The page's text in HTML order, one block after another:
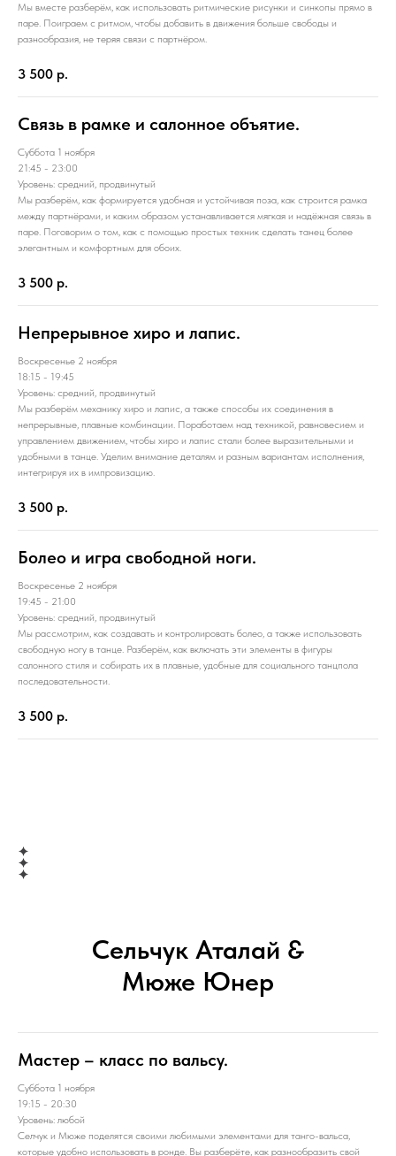
Мы вместе разберём, как использовать ритмические рисунки и синкопы прямо в
паре. Поиграем с ритмом, чтобы добавить в движения больше свободы и
разнообразия, не теряя связи с партнёром.
3 500 р.
Связь в рамке и салонное объятие.
Суббота 1 ноября
21:45 - 23:00
Уровень: средний, продвинутый
Мы разберём, как формируется удобная и устойчивая поза, как строится рамка
между партнёрами, и каким образом устанавливается мягкая и надёжная связь в
паре. Поговорим о том, как с помощью простых техник сделать танец более
элегантным и комфортным для обоих.
3 500 р.
Непрерывное хиро и лапис.
Воскресенье 2 ноября
18:15 - 19:45
Уровень: средний, продвинутый
Мы разберём механику хиро и лапис, а также способы их соединения в
непрерывные, плавные комбинации. Поработаем над техникой, равновесием и
управлением движением, чтобы хиро и лапис стали более выразительными и
удобными в танце. Уделим внимание деталям и разным вариантам исполнения,
интегрируя их в импровизацию.
3 500 р.
Болео и игра свободной ноги.
Воскресенье 2 ноября
19:45 - 21:00
Уровень: средний, продвинутый
Мы рассмотрим, как создавать и контролировать болео, а также использовать
свободную ногу в танце. Разберём, как включать эти элементы в фигуры
салонного стиля и собирать их в плавные, удобные для социального танцпола
последовательности.
3 500 р.
Сельчук Аталай &
Мюже Юнер
Мастер – класс по вальсу.
Суббота 1 ноября
19:15 - 20:30
Уровень: любой
Селчук и Мюже поделятся своими любимыми элементами для танго-вальса,
которые удобно использовать в ронде. Вы разберёте, как разнообразить свой